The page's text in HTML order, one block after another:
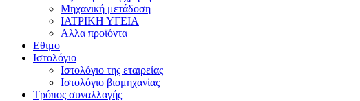
Μηχανική μετάδοση
ΙΑΤΡΙΚΗ ΥΓΕΙΑ
Αλλα προϊόντα
Εθιμο
Ιστολόγιο
Ιστολόγιο της εταιρείας
Ιστολόγιο βιομηχανίας
Τρόπος συναλλαγής